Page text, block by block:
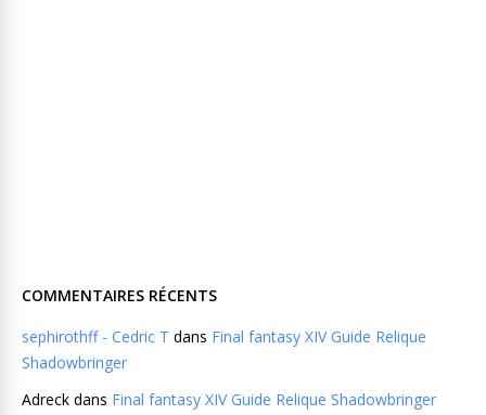
COMMENTAIRES RÉCENTS
sephirothff - Cedric T dans Final fantasy XIV Guide Relique
Shadowbringer
Adreck dans Final fantasy XIV Guide Relique Shadowbringer